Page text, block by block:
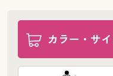
カラー・サ